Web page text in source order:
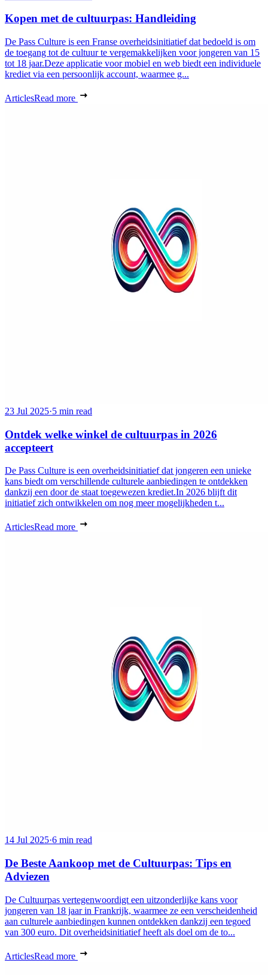
Kopen met de cultuurpas: Handleiding
De Pass Culture is een Franse overheidsinitiatief dat bedoeld is om
de toegang tot de cultuur te vergemakkelijken voor jongeren van 15
tot 18 jaar.Deze applicatie voor mobiel en web biedt een individuele
krediet via een persoonlijk account, waarmee g...
ArticlesRead more
23 Jul 2025·5 min read
Ontdek welke winkel de cultuurpas in 2026
accepteert
De Pass Culture is een overheidsinitiatief dat jongeren een unieke
kans biedt om verschillende culturele aanbiedingen te ontdekken
dankzij een door de staat toegewezen krediet.In 2026 blijft dit
initiatief zich ontwikkelen om nog meer mogelijkheden t...
ArticlesRead more
14 Jul 2025·6 min read
De Beste Aankoop met de Cultuurpas: Tips en
Adviezen
De Cultuurpas vertegenwoordigt een uitzonderlijke kans voor
jongeren van 18 jaar in Frankrijk, waarmee ze een verscheidenheid
aan culturele aanbiedingen kunnen ontdekken dankzij een tegoed
van 300 euro. Dit overheidsinitiatief heeft als doel om de to...
ArticlesRead more